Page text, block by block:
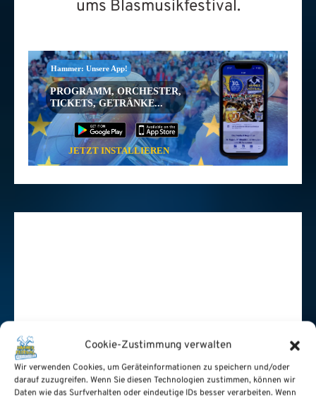
Cookie-Zustimmung verwalten
Wir verwenden Cookies, um Geräteinformationen zu speichern und/oder
darauf zuzugreifen. Wenn Sie diesen Technologien zustimmen, können wir
Daten wie das Surfverhalten oder eindeutige IDs besser verarbeiten. Wenn
ums Blasmusikfestival.
PROGRAMM, ORCHESTER,
TICKETS, GETRÄNKE...
Hammer: Unsere App!
JETZT INSTALLIEREN